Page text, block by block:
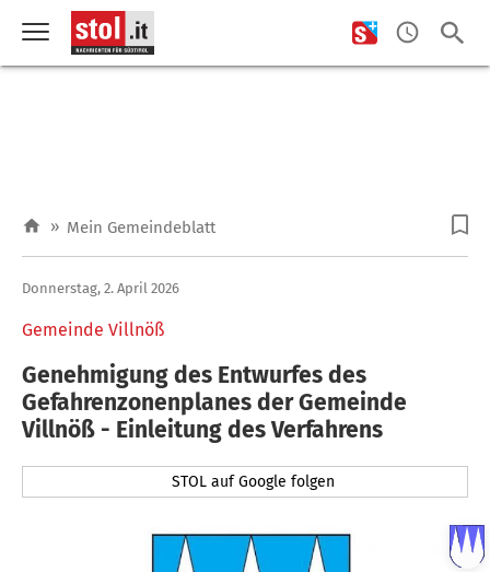
» Mein Gemeindeblatt
Gemeinde Villnöß
Donnerstag, 2. April 2026
Genehmigung des Entwurfes des
Gefahrenzonenplanes der Gemeinde
Villnöß - Einleitung des Verfahrens
STOL auf Google folgen